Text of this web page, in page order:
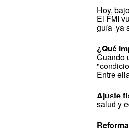
Hoy,
El FMI
guía, ya
¿Qué
Cuando
Entre
Ajuste
salud y